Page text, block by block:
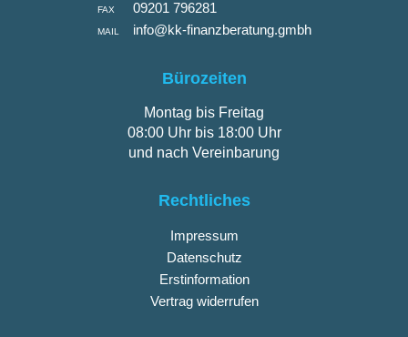
FAX 09201 796281
MAIL info@kk-finanzberatung.gmbh
Bürozeiten
Montag bis Freitag
08:00 Uhr bis 18:00 Uhr
und nach Vereinbarung
Rechtliches
Impressum
Datenschutz
Erstinformation
Vertrag widerrufen